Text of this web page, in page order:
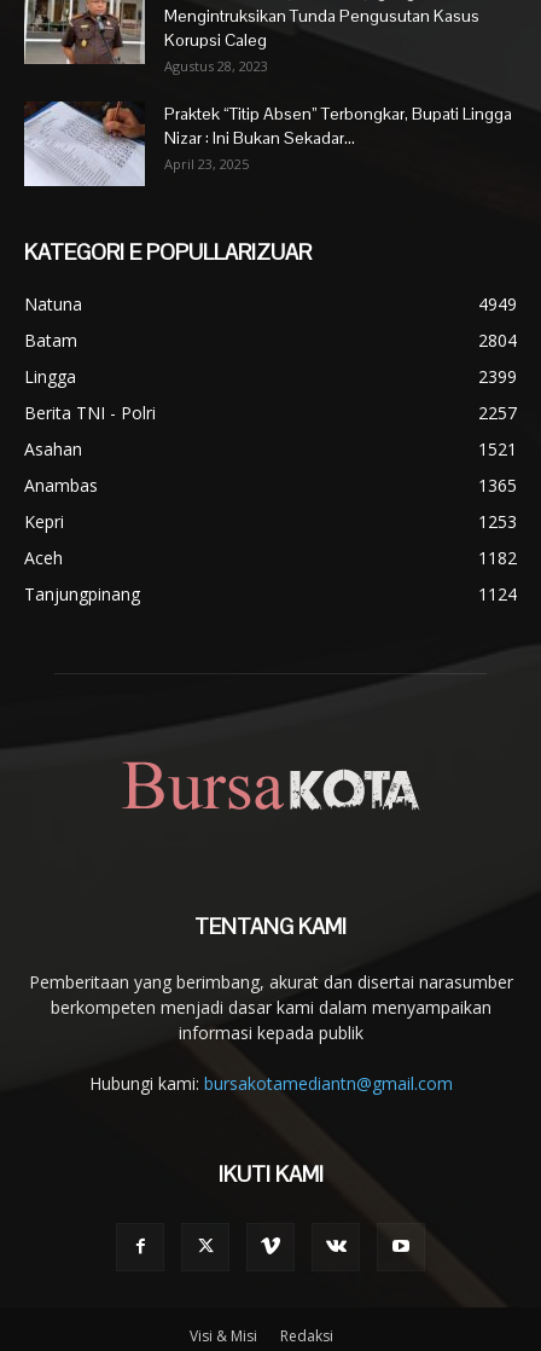
Mengintruksikan Tunda Pengusutan Kasus
Korupsi Caleg
Agustus 28, 2023
Praktek “Titip Absen” Terbongkar, Bupati Lingga
Nizar : Ini Bukan Sekadar...
April 23, 2025
KATEGORI E POPULLARIZUAR
Natuna
4949
Batam
2804
Lingga
2399
Berita TNI - Polri
2257
Asahan
1521
Anambas
1365
Kepri
1253
Aceh
1182
Tanjungpinang
1124
TENTANG KAMI
Pemberitaan yang berimbang, akurat dan disertai narasumber
berkompeten menjadi dasar kami dalam menyampaikan
informasi kepada publik
Hubungi kami: bursakotamediantn@gmail.com
IKUTI KAMI
Visi & Misi Redaksi